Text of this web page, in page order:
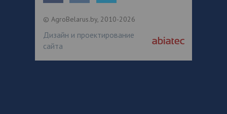
© AgroBelarus.by, 2010-2026
Дизайн и проектирование
сайта